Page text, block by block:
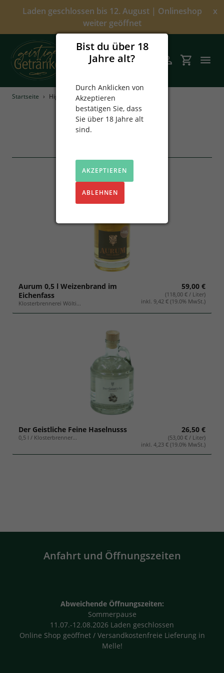
Bist du über 18
Jahre alt?
Durch Anklicken von
Akzeptieren
bestätigen Sie, dass
Sie über 18 Jahre alt
sind.
AKZEPTIEREN
ABLEHNEN
Laden geschlossen bis 12. August | Onlineshop
weiter geöffnet
x
SuchenEinloggen
Startseite › Highlights
S
a
l
u
n
g
Highlights
Aurum 0,5 l Weizenbrand im
Eichenfass
Klosterbrennerei Wölti...
59,00 €
(118,00 € / Liter)
inkl. 9,42 € (19.0% MwSt.)
Der Geistliche Feine Haselnusss
0,5 l / Klosterbrenner...
26,50 €
(53,00 € / Liter)
inkl. 4,23 € (19.0% MwSt.)
Anfahrt und Öffnungszeiten
Abweichende Öffnungszeiten:
Sommerpause
11.07.-12.08.2026 Laden geschlossen
Online Shop geöffnet / Versandkostenfreie Lieferung in
Melle!